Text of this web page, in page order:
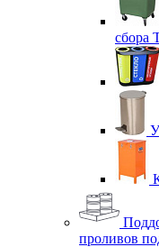
сбора
проливов